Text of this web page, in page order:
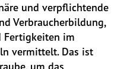
und verpflichtende
Verbraucherbildung,
Fertigkeiten im
vermittelt. Das ist